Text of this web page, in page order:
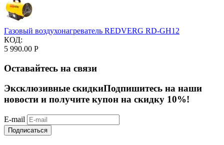
Газовый воздухонагреватель REDVERG RD-GH12
КОД:
5 990.00 Р
Оставайтесь на связи
Эксклюзивные скидкиПодпишитесь на наши
новости и получите купон на скидку 10%!
E-mail
Подписаться